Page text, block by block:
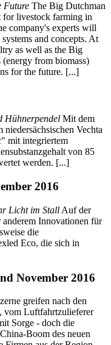
Future The Big Dutchman
livestock farming in
company's experts will
and concepts. At
as well as the Big
from biomass)
for the future. [...]
Hühnerpendel Mit dem
Vechta
mit integriertem
von 85
werden. [...]
2016
Licht im Stall Auf der
Innovationen für
die
Eco, die sich in
November 2016
greifen nach den
vom Luftfahrtzulieferer
Sorge - doch die
Boom des neuen